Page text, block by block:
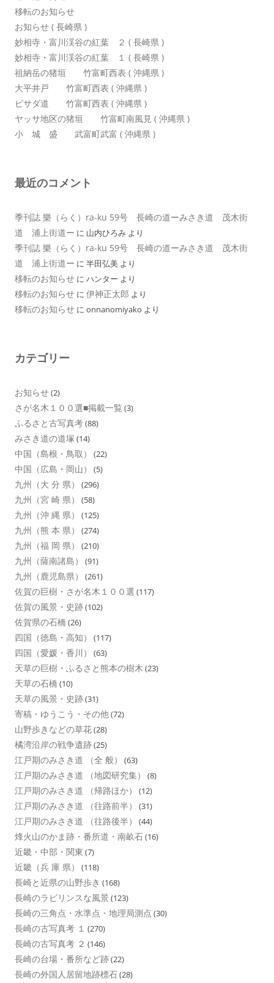
移転のお知らせ
お知らせ ( 長崎県 )
妙相寺・富川渓谷の紅葉 ２ ( 長崎県 )
妙相寺・富川渓谷の紅葉 １ ( 長崎県 )
祖納岳の猪垣 竹富町西表 ( 沖縄県 )
大平井戸 竹富町西表 ( 沖縄県 )
ピサダ道 竹富町西表 ( 沖縄県 )
ヤッサ地区の猪垣 竹富町南風見 ( 沖縄県 )
小 城 盛 武富町武富 ( 沖縄県 )
最近のコメント
季刊誌 樂（らく）ra-ku 59号 長崎の道ーみさき道 茂木街
道 浦上街道ー に 山内ひろみ より
季刊誌 樂（らく）ra-ku 59号 長崎の道ーみさき道 茂木街
道 浦上街道ー に 半田弘美 より
移転のお知らせ に ハンター より
移転のお知らせ に 伊神正太郎 より
移転のお知らせ に onnanomiyako より
カテゴリー
お知らせ(2)
さが名木１００選■掲載一覧 (3)
ふるさと古写真考(88)
みさき道の道塚 (14)
中国（島根・鳥取） (22)
中国（広島・岡山） (5)
九州（大 分 県） (296)
九州（宮 崎 県） (58)
九州（沖 縄 県） (125)
九州（熊 本 県） (274)
九州（福 岡 県） (210)
九州（薩南諸島） (91)
九州（鹿児島県） (261)
佐賀の巨樹・さが名木１００選 (117)
佐賀の風景・史跡(102)
佐賀県の石橋 (26)
四国（徳島・高知） (117)
四国（愛媛・香川） (63)
天草の巨樹・ふるさと熊本の樹木 (23)
天草の石橋 (10)
天草の風景・史跡(31)
寄稿・ゆうこう・その他(72)
山野歩きなどの草花(28)
橘湾沿岸の戦争遺跡(25)
江戸期のみさき道 （全 般） (63)
江戸期のみさき道 （地図研究集） (8)
江戸期のみさき道 （帰路ほか） (12)
江戸期のみさき道 （往路前半） (31)
江戸期のみさき道 （往路後半） (44)
烽火山のかま跡・番所道・南畝石(16)
近畿・中部・関東 (7)
近畿（兵 庫 県） (118)
長崎と近県の山野歩き (168)
長崎のラビリンスな風景 (123)
長崎の三角点・水準点・地理局測点 (30)
長崎の古写真考 １ (270)
長崎の古写真考 ２ (146)
長崎の台場・番所など跡(22)
長崎の外国人居留地跡標石(28)